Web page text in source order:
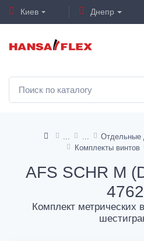
Киев Днепр
Комплекты винтов
AFS SCHR M
Комплект метрических